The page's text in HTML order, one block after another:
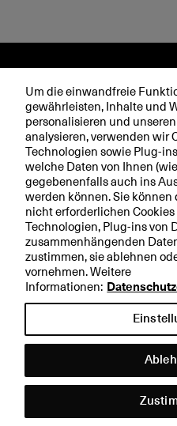
P
A
l
e
g
e
n
N
e
w
s:
B
ö
r
s
e
u
n
d
M
ä
r
e
C
O
-
U
p
d
at
e:
M
e
h
N
o
r
m
al
it
ät
Newsletter anmelden
Um die einwandfreie
gewährleisten, Inhalte und
personalisieren und
analysieren, verwenden wir
Technologien sowie Plug-
welche Daten von Ihnen
gegebenenfalls auch ins
werden können. Sie können
nicht erforderlichen
Technologien, Plug-ins von
zusammenhängenden
zustimmen, sie ablehnen
vornehmen. Weitere
Informationen: